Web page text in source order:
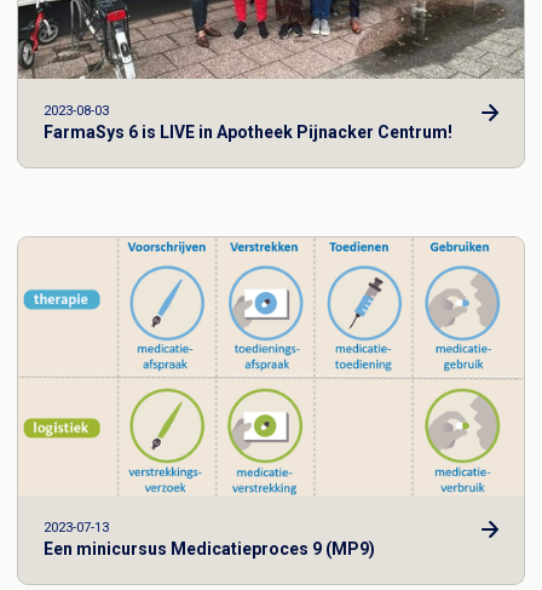
2023-08-03
FarmaSys 6 is LIVE in Apotheek Pijnacker Centrum!
2023-07-13
Een minicursus Medicatieproces 9 (MP9)